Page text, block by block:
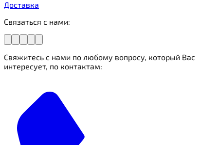
Доставка
Связаться с нами:
Свяжитесь с нами по любому вопросу, который Вас
интересует, по контактам: